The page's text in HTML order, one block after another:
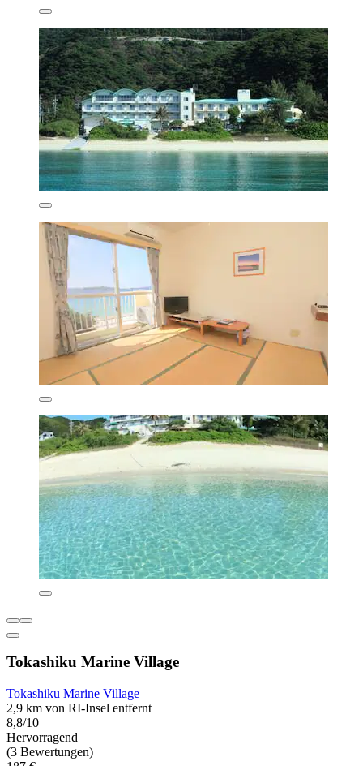
Tokashiku Marine Village
Tokashiku Marine Village
2,9 km von RI-Insel entfernt
8,8/10
Hervorragend
(3 Bewertungen)